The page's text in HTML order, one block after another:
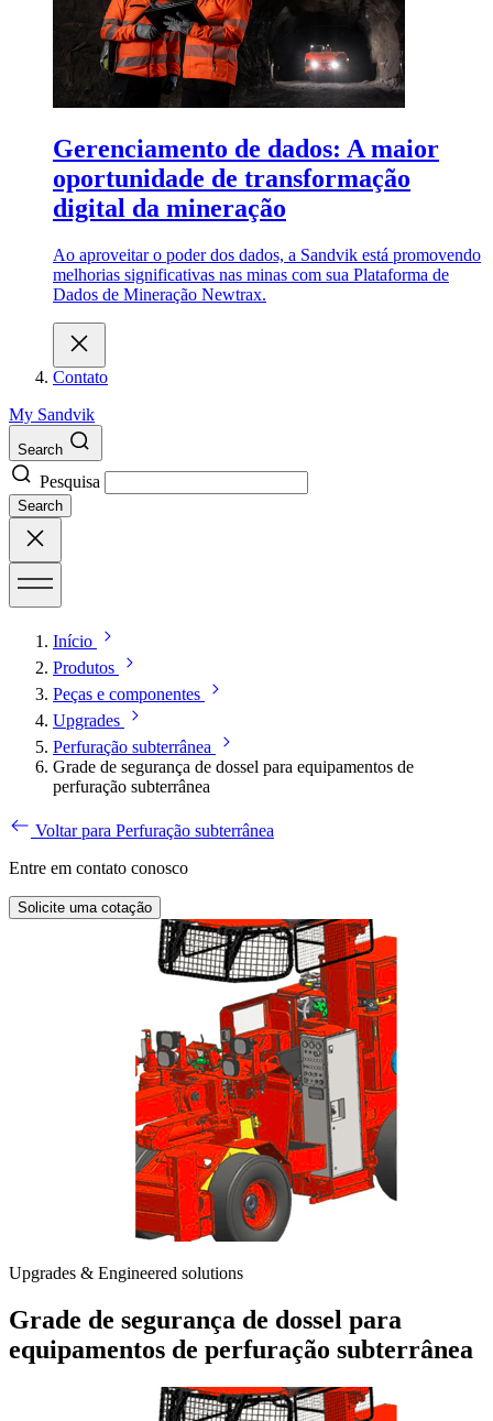
Gerenciamento de dados: A maior
oportunidade de transformação
digital da mineração
Ao aproveitar o poder dos dados, a Sandvik está promovendo
melhorias significativas nas minas com sua Plataforma de
Dados de Mineração Newtrax.
Contato
My Sandvik
Search
Pesquisa
Search
Início
Produtos
Peças e componentes
Upgrades
Perfuração subterrânea
Grade de segurança de dossel para equipamentos de
perfuração subterrânea
Voltar para Perfuração subterrânea
Entre em contato conosco
Solicite uma cotação
Upgrades & Engineered solutions
Grade de segurança de dossel para
equipamentos de perfuração subterrânea